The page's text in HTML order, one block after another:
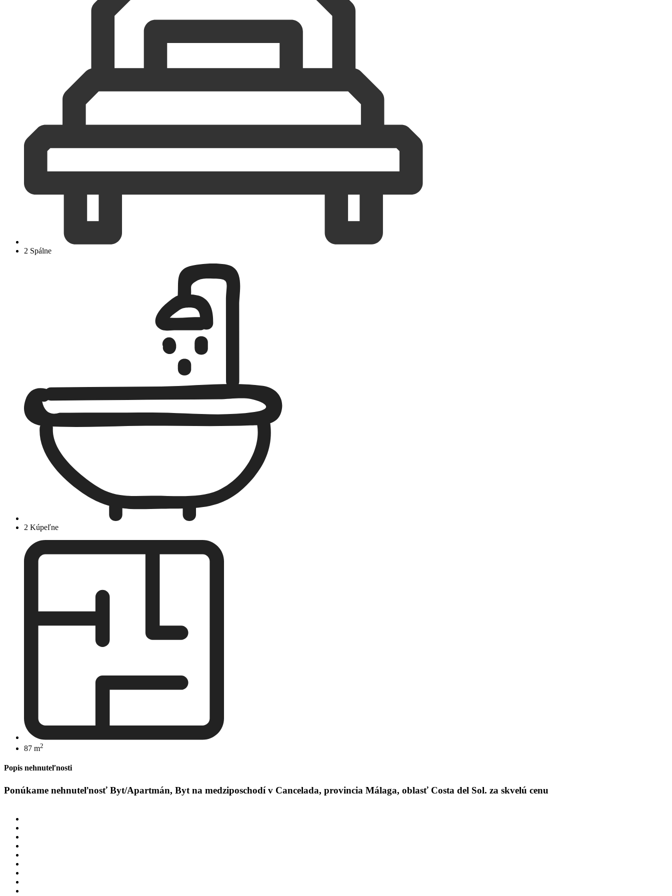
2 Spálne
2 Kúpeľne
87 m2
Popis nehnuteľnosti
Ponúkame nehnuteľnosť Byt/Apartmán, Byt na medziposchodí v Cancelada, provincia Málaga, oblasť Costa del Sol. za skvelú cenu